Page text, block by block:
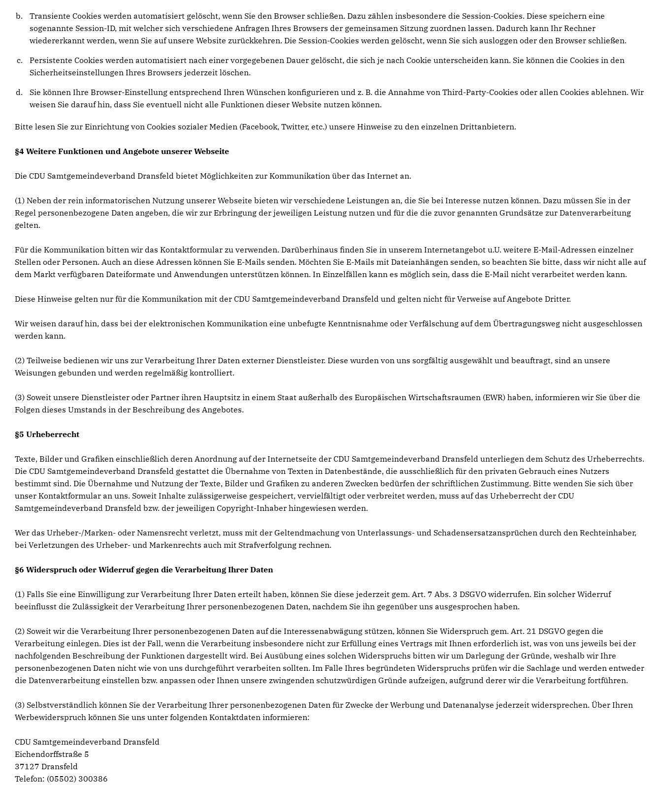
Transiente Cookies werden automatisiert gelöscht, wenn Sie den Browser schließen. Dazu zählen insbesondere die Session-Cookies. Diese speichern eine
sogenannte Session-ID, mit welcher sich verschiedene Anfragen Ihres Browsers der gemeinsamen Sitzung zuordnen lassen. Dadurch kann Ihr Rechner
wiedererkannt werden, wenn Sie auf unsere Website zurückkehren. Die Session-Cookies werden gelöscht, wenn Sie sich ausloggen oder den Browser schließen.
Persistente Cookies werden automatisiert nach einer vorgegebenen Dauer gelöscht, die sich je nach Cookie unterscheiden kann. Sie können die Cookies in den
Sicherheitseinstellungen Ihres Browsers jederzeit löschen.
Sie können Ihre Browser-Einstellung entsprechend Ihren Wünschen konfigurieren und z. B. die Annahme von Third-Party-Cookies oder allen Cookies ablehnen. Wir
weisen Sie darauf hin, dass Sie eventuell nicht alle Funktionen dieser Website nutzen können.
Bitte lesen Sie zur Einrichtung von Cookies sozialer Medien (Facebook, Twitter, etc.) unsere Hinweise zu den einzelnen Drittanbietern.
§4 Weitere Funktionen und Angebote unserer Webseite
Die CDU Samtgemeindeverband Dransfeld bietet Möglichkeiten zur Kommunikation über das Internet an.
(1) Neben der rein informatorischen Nutzung unserer Webseite bieten wir verschiedene Leistungen an, die Sie bei Interesse nutzen können. Dazu müssen Sie in der
Regel personenbezogene Daten angeben, die wir zur Erbringung der jeweiligen Leistung nutzen und für die die zuvor genannten Grundsätze zur Datenverarbeitung
gelten.
Für die Kommunikation bitten wir das Kontaktformular zu verwenden. Darüberhinaus finden Sie in unserem Internetangebot u.U. weitere E-Mail-Adressen einzelner
Stellen oder Personen. Auch an diese Adressen können Sie E-Mails senden. Möchten Sie E-Mails mit Dateianhängen senden, so beachten Sie bitte, dass wir nicht alle auf
dem Markt verfügbaren Dateiformate und Anwendungen unterstützen können. In Einzelfällen kann es möglich sein, dass die E-Mail nicht verarbeitet werden kann.
Diese Hinweise gelten nur für die Kommunikation mit der CDU Samtgemeindeverband Dransfeld und gelten nicht für Verweise auf Angebote Dritter.
Wir weisen darauf hin, dass bei der elektronischen Kommunikation eine unbefugte Kenntnisnahme oder Verfälschung auf dem Übertragungsweg nicht ausgeschlossen
werden kann.
(2) Teilweise bedienen wir uns zur Verarbeitung Ihrer Daten externer Dienstleister. Diese wurden von uns sorgfältig ausgewählt und beauftragt, sind an unsere
Weisungen gebunden und werden regelmäßig kontrolliert.
(3) Soweit unsere Dienstleister oder Partner ihren Hauptsitz in einem Staat außerhalb des Europäischen Wirtschaftsraumen (EWR) haben, informieren wir Sie über die
Folgen dieses Umstands in der Beschreibung des Angebotes.
§5 Urheberrecht
Texte, Bilder und Grafiken einschließlich deren Anordnung auf der Internetseite der CDU Samtgemeindeverband Dransfeld unterliegen dem Schutz des Urheberrechts.
Die CDU Samtgemeindeverband Dransfeld gestattet die Übernahme von Texten in Datenbestände, die ausschließlich für den privaten Gebrauch eines Nutzers
bestimmt sind. Die Übernahme und Nutzung der Texte, Bilder und Grafiken zu anderen Zwecken bedürfen der schriftlichen Zustimmung. Bitte wenden Sie sich über
unser Kontaktformular an uns. Soweit Inhalte zulässigerweise gespeichert, vervielfältigt oder verbreitet werden, muss auf das Urheberrecht der CDU
Samtgemeindeverband Dransfeld bzw. der jeweiligen Copyright-Inhaber hingewiesen werden.
Wer das Urheber-/Marken- oder Namensrecht verletzt, muss mit der Geltendmachung von Unterlassungs- und Schadensersatzansprüchen durch den Rechteinhaber,
bei Verletzungen des Urheber- und Markenrechts auch mit Strafverfolgung rechnen.
§6 Widerspruch oder Widerruf gegen die Verarbeitung Ihrer Daten
(1) Falls Sie eine Einwilligung zur Verarbeitung Ihrer Daten erteilt haben, können Sie diese jederzeit gem. Art. 7 Abs. 3 DSGVO widerrufen. Ein solcher Widerruf
beeinflusst die Zulässigkeit der Verarbeitung Ihrer personenbezogenen Daten, nachdem Sie ihn gegenüber uns ausgesprochen haben.
(2) Soweit wir die Verarbeitung Ihrer personenbezogenen Daten auf die Interessenabwägung stützen, können Sie Widerspruch gem. Art. 21 DSGVO gegen die
Verarbeitung einlegen. Dies ist der Fall, wenn die Verarbeitung insbesondere nicht zur Erfüllung eines Vertrags mit Ihnen erforderlich ist, was von uns jeweils bei der
nachfolgenden Beschreibung der Funktionen dargestellt wird. Bei Ausübung eines solchen Widerspruchs bitten wir um Darlegung der Gründe, weshalb wir Ihre
personenbezogenen Daten nicht wie von uns durchgeführt verarbeiten sollten. Im Falle Ihres begründeten Widerspruchs prüfen wir die Sachlage und werden entweder
die Datenverarbeitung einstellen bzw. anpassen oder Ihnen unsere zwingenden schutzwürdigen Gründe aufzeigen, aufgrund derer wir die Verarbeitung fortführen.
(3) Selbstverständlich können Sie der Verarbeitung Ihrer personenbezogenen Daten für Zwecke der Werbung und Datenanalyse jederzeit widersprechen. Über Ihren
Werbewiderspruch können Sie uns unter folgenden Kontaktdaten informieren:
CDU Samtgemeindeverband Dransfeld
Eichendorffstraße 5
37127 Dransfeld
Telefon: (05502) 300386